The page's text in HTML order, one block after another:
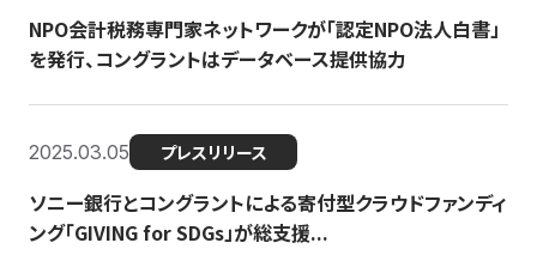
NPO会計税務専門家ネットワークが「認定NPO法人白書」
を発行、コングラントはデータベース提供協力
2025.03.05 プレスリリース
ソニー銀行とコングラントによる寄付型クラウドファンディ
ング「GIVING for SDGs」が総支援...